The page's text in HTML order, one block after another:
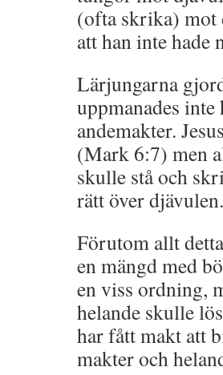
(ofta skrika) mot
att han inte hade
Lärjungarna
uppmanades
andemakter.
(Mark 6:7) men
skulle stå och
rätt över djävulen.
Förutom allt
en mängd med
en viss ordning,
helande skulle
har fått makt att
makter och